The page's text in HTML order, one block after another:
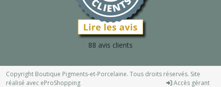
88 avis clients
Copyright Boutique Pigments-et-Porcelaine. Tous droits réservés. Site
réalisé avec eProShopping Accès gérant